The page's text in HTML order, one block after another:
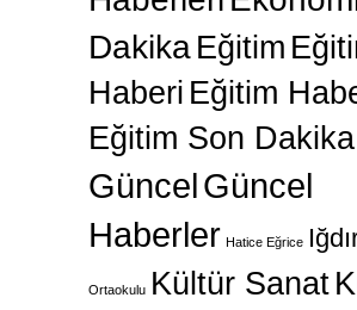
Dakika Eğitim
Haberi Eğitim
Eğitim Son Dakika
GüncelGüncel
Haberler Hatice Eğrice
Ortaokulu Kültür Sanat